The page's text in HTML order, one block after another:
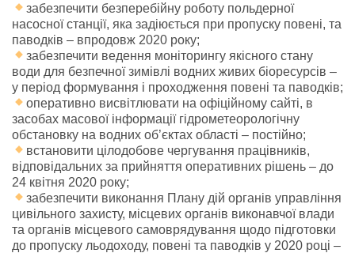
забезпечити безперебійну роботу польдерної
насосної станції, яка задіюється при пропуску повені, та
паводків – впродовж 2020 року;
забезпечити ведення моніторингу якісного стану
води для безпечної зимівлі водних живих біоресурсів –
у період формування і проходження повені та паводків;
оперативно висвітлювати на офіційному сайті, в
засобах масової інформації гідрометеорологічну
обстановку на водних об’єктах області – постійно;
встановити цілодобове чергування працівників,
відповідальних за прийняття оперативних рішень – до
24 квітня 2020 року;
забезпечити виконання Плану дій органів управління
цивільного захисту, місцевих органів виконавчої влади
та органів місцевого самоврядування щодо підготовки
до пропуску льодоходу, повені та паводків у 2020 році –